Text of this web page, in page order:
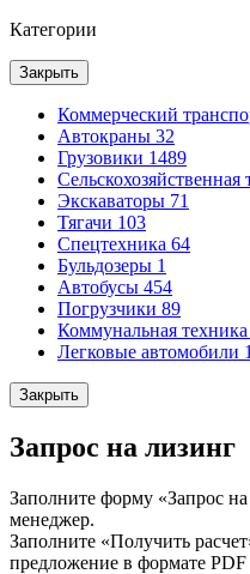
Категории
Закрыть
Коммерческий
Автокраны 32
Грузовики 1489
Сельскохозяйственная
Экскаваторы 71
Тягачи 103
Спецтехника 64
Бульдозеры 1
Автобусы 454
Погрузчики 89
Коммунальная техника
Легковые автомобили
Закрыть
Запрос на лизинг
Заполните форму «Запрос
менеджер.
Заполните «Получить
предложение в формате